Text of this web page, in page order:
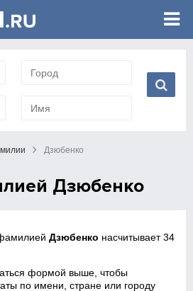
Дзюбенко
Дзюбенко
Дзюбенко насчитывает 34
формой выше, чтобы
по имени, стране или городу